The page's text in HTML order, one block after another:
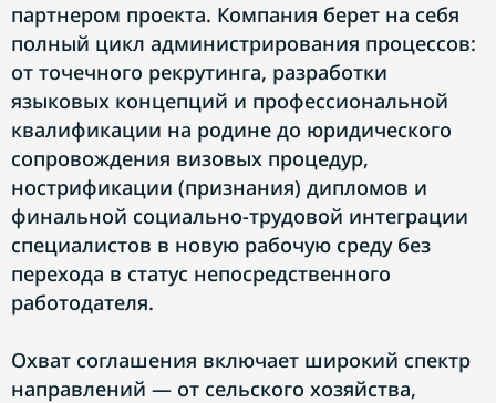
партнером проекта. Компания берет на себя
полный цикл администрирования процессов:
от точечного рекрутинга, разработки
языковых концепций и профессиональной
квалификации на родине до юридического
сопровождения визовых процедур,
нострификации (признания) дипломов и
финальной социально-трудовой интеграции
специалистов в новую рабочую среду без
перехода в статус непосредственного
работодателя.
Охват соглашения включает широкий спектр
направлений — от сельского хозяйства,